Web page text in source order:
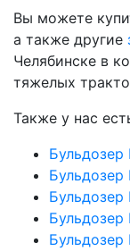
Вы можете
а также другие
Челябинске в
тяжелых
Также у нас
Бульдозер
Бульдозер